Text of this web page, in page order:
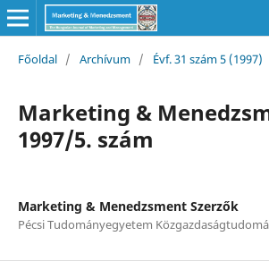
Főoldal / Archívum / Évf. 31 szám 5 (1997)
Marketing &
1997/5. szám
Marketing & Menedzsment Szerzők
Pécsi Tudományegyetem